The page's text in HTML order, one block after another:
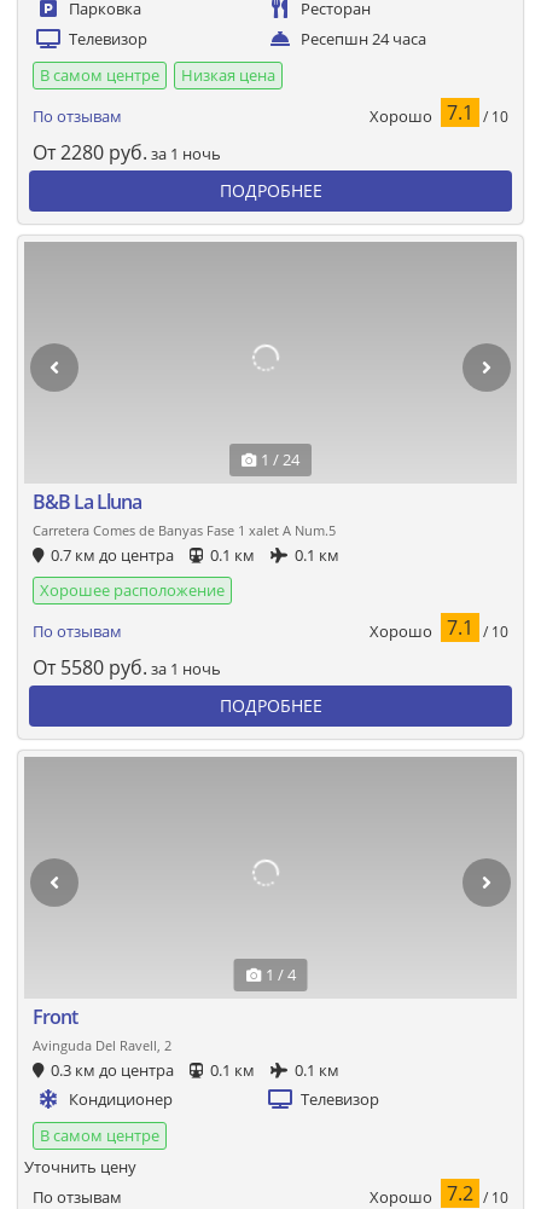
Парковка
Ресторан
Телевизор
Ресепшн 24 часа
В самом центре
Низкая цена
По отзывам
Хорошо 7.1 / 10
От2280 руб. за 1 ночь
ПОДРОБНЕЕ
1 / 24
B&B La Lluna
Carretera Comes de Banyas Fase 1 xalet A Num.5
0.7 км до центра 0.1 км
0.1 км
Хорошее расположение
По отзывам
Хорошо 7.1 / 10
От 5580 руб. за 1 ночь
ПОДРОБНЕЕ
1 / 4
Front
Avinguda Del Ravell, 2
0.3 км до центра 0.1 км
0.1 км
Кондиционер
Телевизор
В самом центре
По отзывам Хорошо 7.2 / 10
Уточнить цену